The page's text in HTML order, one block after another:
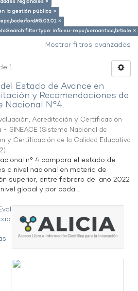
regionales ×
la gestión pública ×
ocde/ford#5.03.01 ×
info:eu-repo/semantics/article ×
Mostrar filtros avanzados
1
Estado de Avance en
y Recomendaciones de
Nacional N°4.
Acreditación y Certificación
- SINEACE (Sistema Nacional de
y Certificación de la Calidad Educativa
)
n° 4 compara el estado de
a nivel nacional en materia de
superior, entre febrero del año 2022
global y por cada ...
de la